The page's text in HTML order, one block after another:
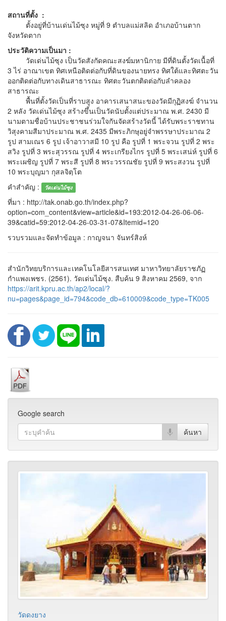
สถานที่ตั้ง :
ตั้งอยู่ที่บ้านเด่นไม้ซุง หมู่ที่ 9 ตำบลแม่สลิด อำเภอบ้านตาก
จังหวัดตาก
ประวัติความเป็นมา :
วัดเด่นไม้ซุง เป็นวัดสังกัดคณะสงฆ์มหานิกาย มีที่ดินตั้งวัดเนื้อที่
3 ไร่ อาณาเขต ทิศเหนือติดต่อกับที่ดินของนายทรง ทิศใต้และทิศตะวัน
ออกติดต่อกับทางเดินสาธารณะ ทิศตะวันตกติดต่อกับลำคลอง
สาธารณะ
พื้นที่ตั้งวัดเป็นที่ราบสูง อาคารเสนาสนะของวัดมีกุฏิสงฆ์ จำนวน
2 หลัง วัดเด่นไม้ซุง สร้างขึ้นเป็นวัดนับตั้งแต่ประมาณ พ.ศ. 2430 มี
นามตามชื่อบ้านประชาชนร่วมใจกันจัดสร้างวัดนี้ ได้รับพระราชทาน
วิสุงคามสีมาประมาณ พ.ศ. 2435 มีพระภิกษุอยู่จำพรรษาประมาณ 2
รูป สามเณร 6 รูป เจ้าอาวาสมี 10 รูป คือ รูปที่ 1 พระจวน รูปที่ 2 พระ
สวิง รูปที่ 3 พระสุวรรณ รูปที่ 4 พระเกรียงไกร รูปที่ 5 พระเสน่ห์ รูปที่ 6
พระเผชิญ รูปที่ 7 พระสี รูปที่ 8 พระวรรณชัย รูปที่ 9 พระสงวน รูปที่
10 พระบุญมา กุสลจิตฺโต
คำสำคัญ :
วัดเด่นไม้ซุง
ที่มา : http://tak.onab.go.th/index.php?
option=com_content&view=article&id=193:2012-04-26-06-06-
39&catid=59:2012-04-26-03-31-07&Itemid=120
รวบรวมและจัดทำข้อมูล : กาญจนา จันทร์สิงห์
สำนักวิทยบริการและเทคโนโลยีสารสนเทศ มาหาวิทยาลัยราชภัฏ
กำแพงเพชร. (2561). วัดเด่นไม้ซุง. สืบค้น 9 สิงหาคม 2569, จาก
https://arit.kpru.ac.th/ap2/local/?
nu=pages&page_id=794&code_db=610009&code_type=TK005
Google search
วัดดงยาง